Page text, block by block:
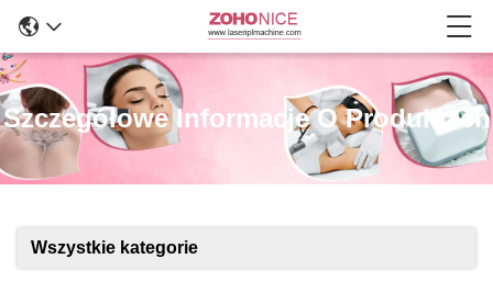
Szczegółowe Informacje O Produktach
Wszystkie kategorie